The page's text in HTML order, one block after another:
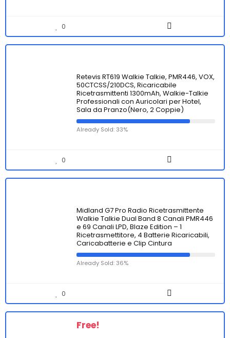
0
Retevis RT619 Walkie Talkie, PMR446, VOX,
50CTCSS/210DCS, Ricaricabile
Ricetrasmittenti 1300mAh, Walkie-Talkie
Professionali con Auricolari per Hotel,
Sala da Pranzo(Nero, 2 Coppie)
Already Sold: 33%
0
Midland G7 Pro Radio Ricetrasmittente
Walkie Talkie Dual Band 8 Canali PMR446
e 69 Canali LPD, Blaze Edition – 1
Ricetrasmettitore, 4 Batterie Ricaricabili,
Caricabatterie e Clip Cintura
Already Sold: 36%
0
Free!